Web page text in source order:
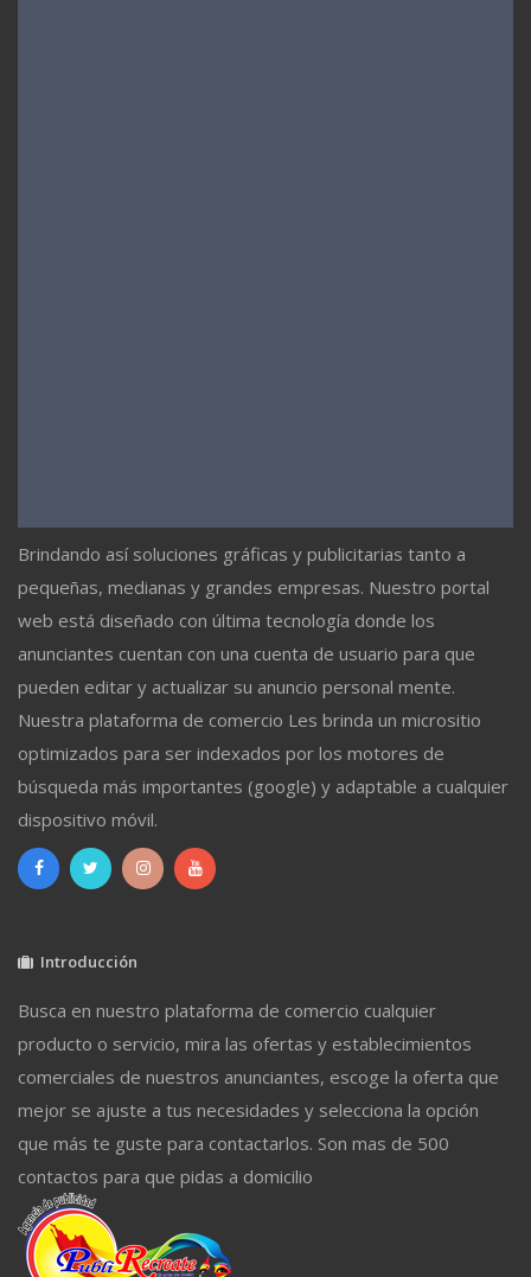
Brindando así soluciones gráficas y publicitarias tanto a
pequeñas, medianas y grandes empresas. Nuestro portal
web está diseñado con última tecnología donde los
anunciantes cuentan con una cuenta de usuario para que
pueden editar y actualizar su anuncio personal mente.
Nuestra plataforma de comercio Les brinda un micrositio
optimizados para ser indexados por los motores de
búsqueda más importantes (google) y adaptable a cualquier
dispositivo móvil.
Introducción
Busca en nuestro plataforma de comercio cualquier
producto o servicio, mira las ofertas y establecimientos
comerciales de nuestros anunciantes, escoge la oferta que
mejor se ajuste a tus necesidades y selecciona la opción
que más te guste para contactarlos. Son mas de 500
contactos para que pidas a domicilio